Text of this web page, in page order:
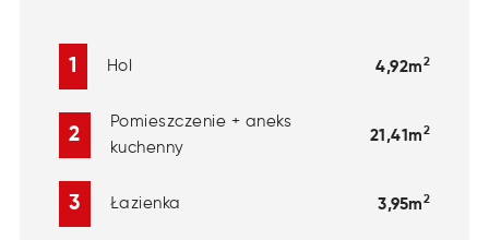
1 Hol 4,92m2
2
Pomieszczenie + aneks
kuchenny
21,41m2
3 Łazienka 3,95m2